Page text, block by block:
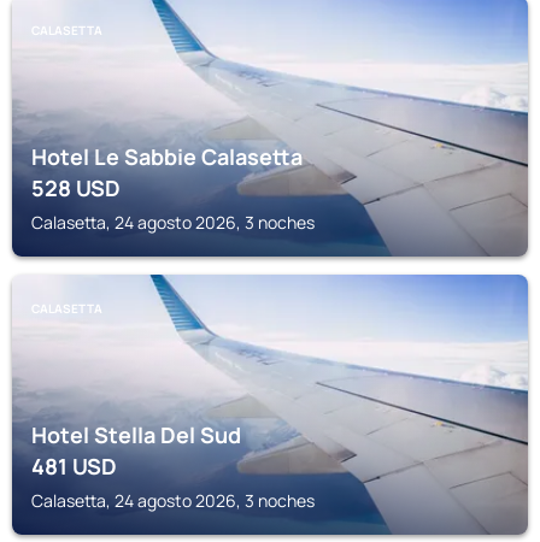
CALASETTA
Hotel Le Sabbie Calasetta
528USD
Calasetta, 24 agosto 2026, 3 noches
CALASETTA
Hotel Stella Del Sud
481USD
Calasetta, 24 agosto 2026, 3 noches